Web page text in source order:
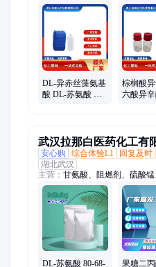
DL-异赤丝藻氨基
酸 DL-苏氨酸 含
棕榈酸
六酸异辛
武汉拉那白医药化工有
安心购
综合体验L1 回复及时
湖北武汉
主营： 甘氨酸、阻燃剂、硫酸锰
3188-00-9、碳酸镧、磷酸铁、
剂、咖啡酸、葡糖苷、蛋白粉
酶、7327-87-9、甲酸钙、58#
DL-苏氨酸 80-68-
果糖二